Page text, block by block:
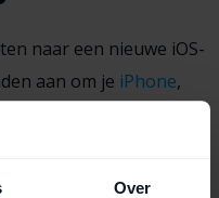
Over
naar een nieuwe iOS-
aan om je iPhone,
Waarom dat is, lees je
Apple nog elke